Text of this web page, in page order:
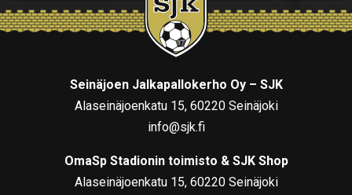
Seinäjoen Jalkapallokerho Oy – SJK
Alaseinäjoenkatu 15, 60220 Seinäjoki
info@sjk.fi
OmaSp Stadionin toimisto & SJK Shop
Alaseinäjoenkatu 15, 60220 Seinäjoki